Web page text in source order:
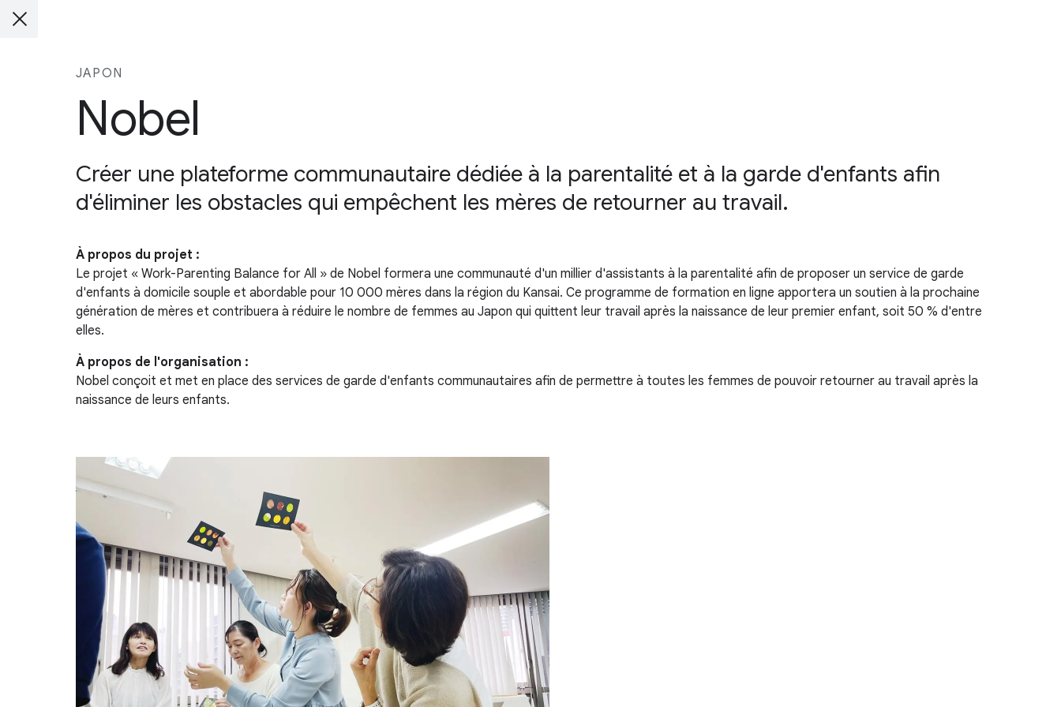
JAPON
Nobel
Créer une plateforme communautaire dédiée à la parentalité et à la garde d'enfants afin
d'éliminer les obstacles qui empêchent les mères de retourner au travail.
À propos du projet :
Le projet « Work-Parenting Balance for All » de Nobel formera une communauté d'un millier d'assistants à la parentalité afin de proposer un service de garde
d'enfants à domicile souple et abordable pour 10 000 mères dans la région du Kansai. Ce programme de formation en ligne apportera un soutien à la prochaine
génération de mères et contribuera à réduire le nombre de femmes au Japon qui quittent leur travail après la naissance de leur premier enfant, soit 50 % d'entre
elles.
À propos de l'organisation :
Nobel conçoit et met en place des services de garde d'enfants communautaires afin de permettre à toutes les femmes de pouvoir retourner au travail après la
naissance de leurs enfants.